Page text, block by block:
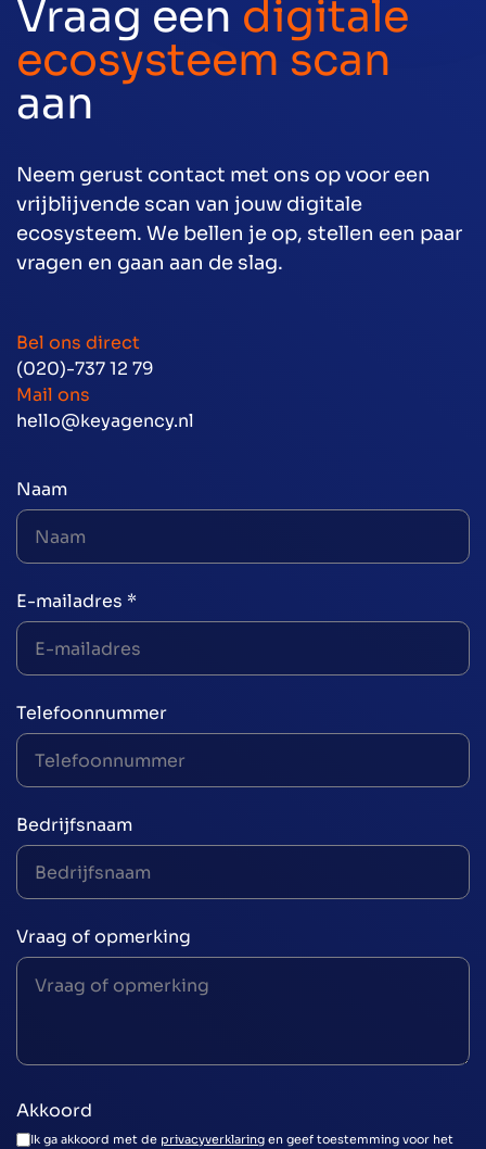
Vraag een digitale
ecosysteem scan
aan
Neem gerust contact met ons op voor een
vrijblijvende scan van jouw digitale
ecosysteem. We bellen je op, stellen een paar
vragen en gaan aan de slag.
Bel ons direct
(020)-737 12 79
Mail ons
hello@keyagency.nl
Naam
E-mailadres *
Telefoonnummer
Bedrijfsnaam
Vraag of opmerking
Akkoord
Ik ga akkoord met de privacyverklaring en geef toestemming voor het